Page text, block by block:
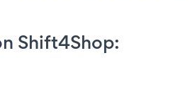
Shift4Shop: